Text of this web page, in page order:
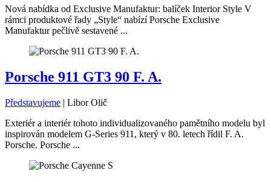
Nová nabídka od Exclusive Manufaktur: balíček Interior Style V
rámci produktové řady „Style“ nabízí Porsche Exclusive
Manufaktur pečlivě sestavené ...
Porsche 911 GT3 90 F. A.
Představujeme | Libor Olič
Exteriér a interiér tohoto individualizovaného pamětního modelu byl
inspirován modelem G-Series 911, který v 80. letech řídil F. A.
Porsche. Porsche ...